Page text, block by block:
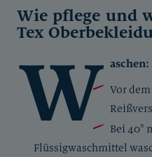
Wie pflege und
Tex
W aschen:
Vor
Bei 40°
Flüssigwaschmittel